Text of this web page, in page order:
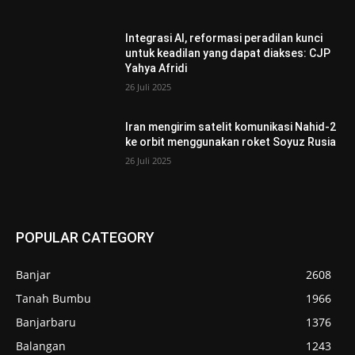
Integrasi AI, reformasi peradilan kunci
untuk keadilan yang dapat diakses: CJP
Yahya Afridi
26 Juli 2025
Iran mengirim satelit komunikasi Nahid-2
ke orbit menggunakan roket Soyuz Rusia
26 Juli 2025
POPULAR CATEGORY
Banjar
2608
Tanah Bumbu
1966
Banjarbaru
1376
Balangan
1243